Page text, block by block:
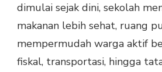
dimulai sejak dini, sekolah
makanan lebih sehat, ruang
mempermudah warga aktif
fiskal, transportasi, hingga